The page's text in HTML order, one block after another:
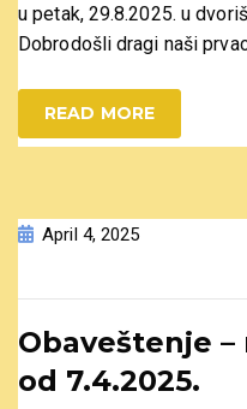
u petak, 29.8.2025. u
Dobrodošli dragi naši
READ MORE
April 4, 2025
Obaveštenje –
od 7.4.2025.